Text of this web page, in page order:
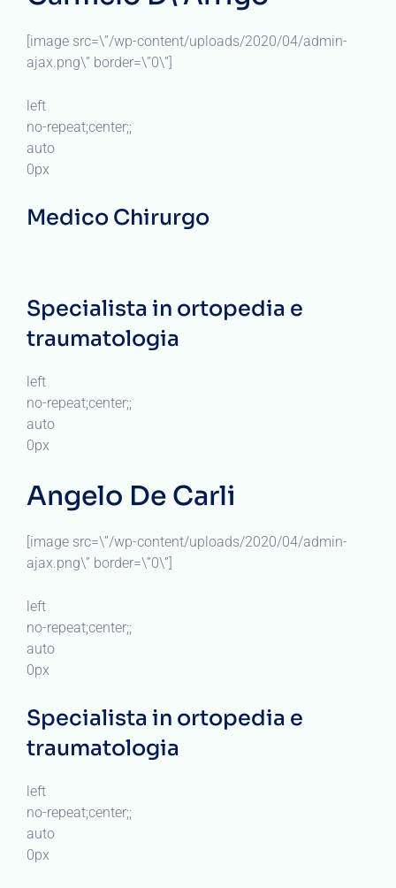
[image src=\”/wp-content/uploads/2020/04/admin-
ajax.png\” border=\”0\”]
left
no-repeat;center;;
auto
0px
Medico Chirurgo
Specialista in ortopedia e
traumatologia
left
no-repeat;center;;
auto
0px
Angelo De Carli
[image src=\”/wp-content/uploads/2020/04/admin-
ajax.png\” border=\”0\”]
left
no-repeat;center;;
auto
0px
Specialista in ortopedia e
traumatologia
left
no-repeat;center;;
auto
0px